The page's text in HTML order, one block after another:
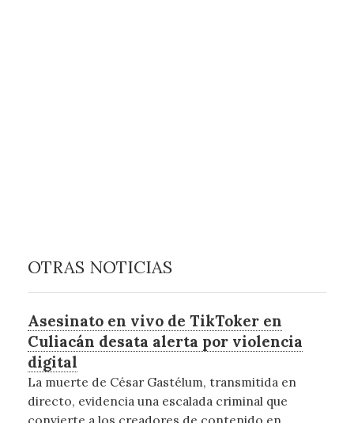
OTRAS NOTICIAS
Asesinato en vivo de TikToker en
Culiacán desata alerta por violencia
digital
La muerte de César Gastélum, transmitida en
directo, evidencia una escalada criminal que